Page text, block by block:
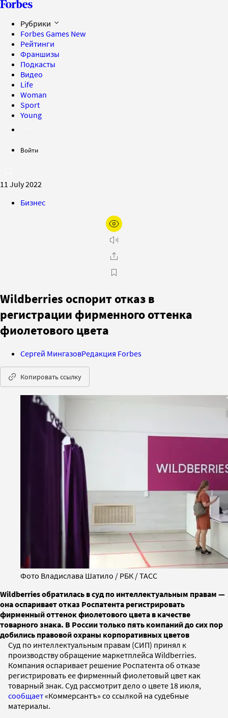
Рубрики
Forbes Games New
Рейтинги
Франшизы
Подкасты
Видео
Life
Woman
Sport
Young
Войти
11 July 2022
Бизнес
Wildberries оспорит отказ в
регистрации фирменного оттенка
фиолетового цвета
Сергей МингазовРедакция Forbes
Копировать ссылку
Фото Владислава Шатило / РБК / ТАСС
Wildberries обратилась в суд по интеллектуальным правам —
она оспаривает отказ Роспатента регистрировать
фирменный оттенок фиолетового цвета в качестве
товарного знака. В России только пять компаний до сих пор
добились правовой охраны корпоративных цветов
Суд по интеллектуальным правам (СИП) принял к
производству обращение маркетплейса Wildberries.
Компания оспаривает решение Роспатента об отказе
регистрировать ее фирменный фиолетовый цвет как
товарный знак. Суд рассмотрит дело о цвете 18 июля,
сообщает«Коммерсантъ» со ссылкой на судебные
материалы.